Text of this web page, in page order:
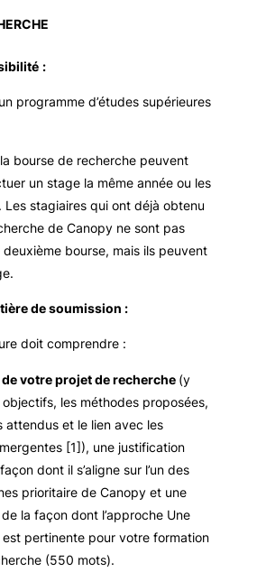
:
programme d’études supérieures
bourse de recherche peuvent
un stage la même année ou les
Les stagiaires qui ont déjà obtenu
de Canopy ne sont pas
bourse, mais ils peuvent
de soumission :
doit comprendre :
votre projet de recherche (y
les méthodes proposées,
attendus et le lien avec les
[1]), une justification
dont il s’aligne sur l’un des
prioritaire de Canopy et une
la façon dont l’approche Une
est pertinente pour votre formation
(550 mots).